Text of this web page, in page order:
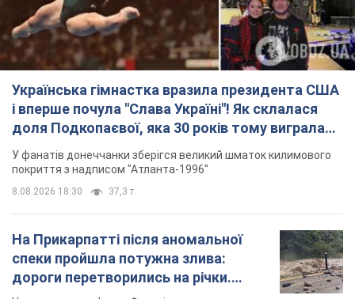
На Прикарпатті після аномальної
спеки пройшла потужна злива:
дороги перетворились на річки.
Відео
Негода накрила Івано-Франківщину та
курортний Буковель
8.08.2026 09:27 38,6 т.
за газ через покази зіпсованого
лічильника: суддя ухвалив
неочікуване рішення
Чи треба платити борг через донарахування
8.08.2026 14:43 32,2 т.